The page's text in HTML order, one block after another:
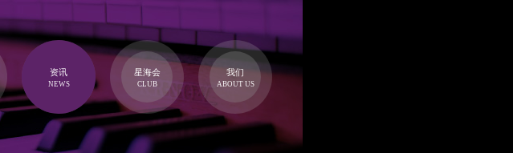
资讯
NEWS
星海会
CLUB
我们
ABOUT US